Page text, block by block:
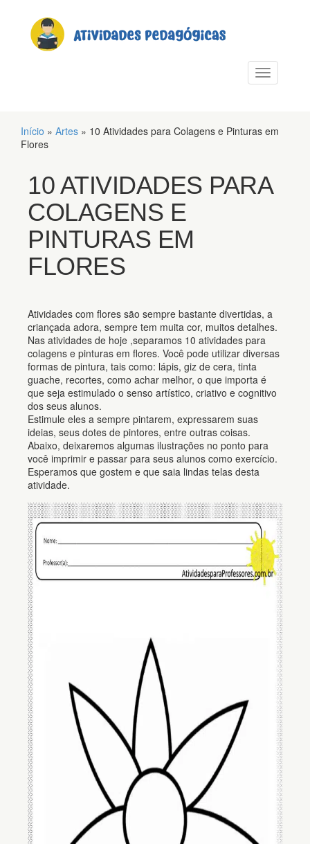
Alternar
Início » Artes » 10 Atividades para Colagens e Pinturas em
Flores
10 ATIVIDADES PARA
COLAGENS E
PINTURAS EM
FLORES
Atividades com flores são sempre bastante divertidas, a
criançada adora, sempre tem muita cor, muitos detalhes.
Nas atividades de hoje ,separamos 10 atividades para
colagens e pinturas em flores. Você pode utilizar diversas
formas de pintura, tais como: lápis, giz de cera, tinta
guache, recortes, como achar melhor, o que importa é
que seja estimulado o senso artístico, criativo e cognitivo
dos seus alunos.
Estimule eles a sempre pintarem, expressarem suas
ideias, seus dotes de pintores, entre outras coisas.
Abaixo, deixaremos algumas ilustrações no ponto para
você imprimir e passar para seus alunos como exercício.
Esperamos que gostem e que saia lindas telas desta
atividade.